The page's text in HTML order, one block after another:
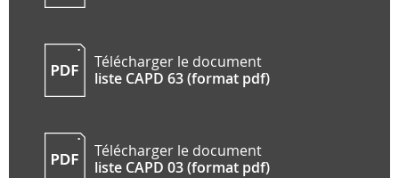
Télécharger le document
liste CAPD 63 (format pdf)
Télécharger le document
liste CAPD 03 (format pdf)